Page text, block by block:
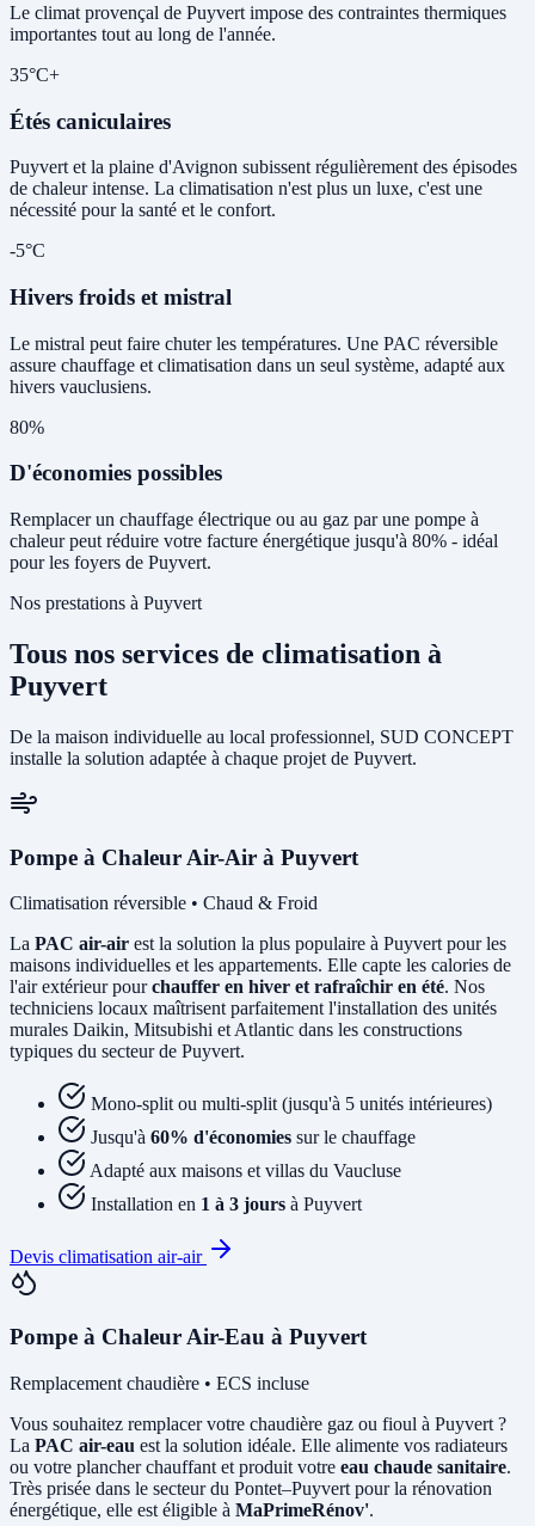
Le climat provençal de Puyvert impose des contraintes thermiques
importantes tout au long de l'année.
35°C+
Étés caniculaires
Puyvert et la plaine d'Avignon subissent régulièrement des épisodes
de chaleur intense. La climatisation n'est plus un luxe, c'est une
nécessité pour la santé et le confort.
-5°C
Hivers froids et mistral
Le mistral peut faire chuter les températures. Une PAC réversible
assure chauffage et climatisation dans un seul système, adapté aux
hivers vauclusiens.
80%
D'économies possibles
Remplacer un chauffage électrique ou au gaz par une pompe à
chaleur peut réduire votre facture énergétique jusqu'à 80% - idéal
pour les foyers de Puyvert.
Nos prestations à Puyvert
Tous nos services de climatisation à
Puyvert
De la maison individuelle au local professionnel, SUD CONCEPT
installe la solution adaptée à chaque projet de Puyvert.
Pompe à Chaleur Air-Air à Puyvert
Climatisation réversible • Chaud & Froid
La PAC air-air est la solution la plus populaire à Puyvert pour les
maisons individuelles et les appartements. Elle capte les calories de
l'air extérieur pourchauffer en hiver et rafraîchir en été. Nos
techniciens locaux maîtrisent parfaitement l'installation des unités
murales Daikin, Mitsubishi et Atlantic dans les constructions
typiques du secteur de Puyvert.
Mono-split ou multi-split (jusqu'à 5 unités intérieures)
Jusqu'à 60% d'économies sur le chauffage
Adapté aux maisons et villas du Vaucluse
Installation en 1 à 3 jours à Puyvert
Devis climatisation air-air
Pompe à Chaleur Air-Eau à Puyvert
Remplacement chaudière • ECS incluse
Vous souhaitez remplacer votre chaudière gaz ou fioul à Puyvert ?
La PAC air-eau est la solution idéale. Elle alimente vos radiateurs
ou votre plancher chauffant et produit votre eau chaude sanitaire.
Très prisée dans le secteur du Pontet–Puyvert pour la rénovation
énergétique, elle est éligible à MaPrimeRénov'.